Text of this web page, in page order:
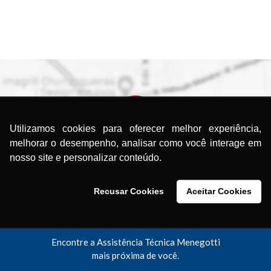
Utilizamos cookies para oferecer melhor experiência,
melhorar o desempenho, analisar como você interage em
nosso site e personalizar conteúdo.
Recusar Cookies Aceitar Cookies
Encontre a Assistência Técnica Menegotti
mais próxima de você.